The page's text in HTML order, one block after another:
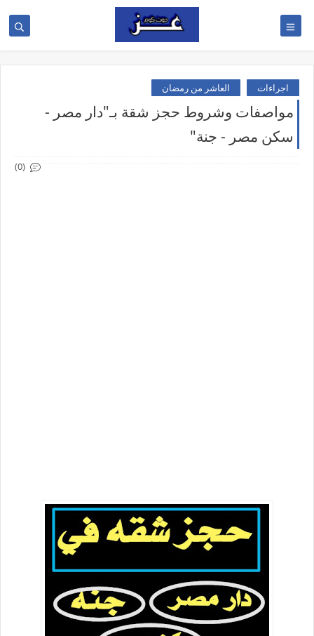
اجراءات العاشر من رمضان
مواصفات وشروط حجز شقة بـ"دار مصر -
سكن مصر - جنة"
(0)